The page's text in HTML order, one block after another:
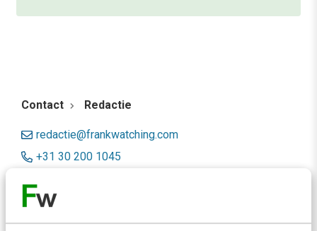
Contact Redactie
redactie@frankwatching.com
+31 30 200 1045
Meer contactopties